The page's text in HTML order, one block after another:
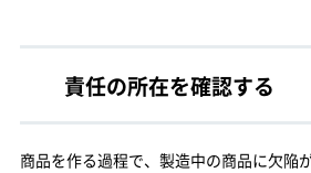
責任の所在を確認する
商品を作る過程で、製造中の商品に欠陥